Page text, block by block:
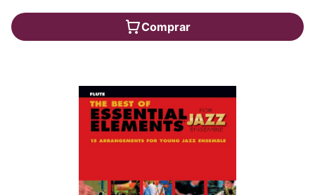
Comprar